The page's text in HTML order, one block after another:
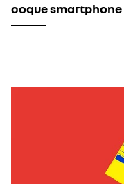
coque smartphone